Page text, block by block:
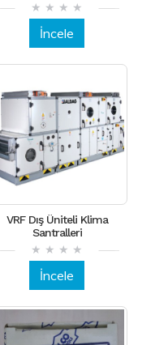
İncele
VRF Dış Üniteli Klima
Santralleri
İncele